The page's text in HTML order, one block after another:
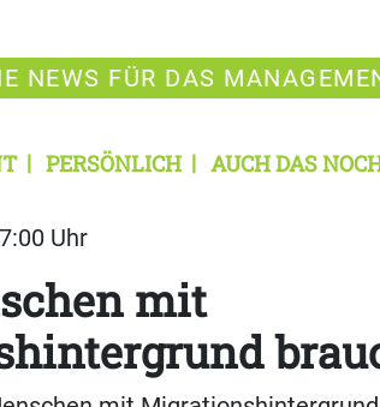
NEWS FÜR DAS
PERSÖNLICH AUCH DAS
Uhr
mit